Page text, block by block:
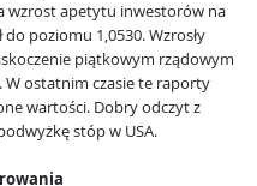
wzrost apetytu inwestorów na
poziomu 1,0530. Wzrosły
piątkowym rządowym
ostatnim czasie te raporty
wartości. Dobry odczyt z
stóp w USA.